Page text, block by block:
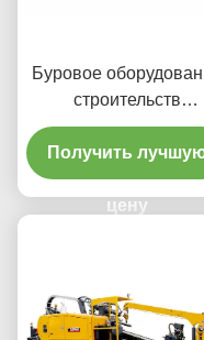
Буровое
строительств
горизонтальное
дирекционное
Получить
цену